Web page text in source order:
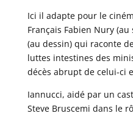
Ici il adapte pour le
Français Fabien Nury
(au dessin) qui raconte
luttes intestines des
décès abrupt de celui-ci
Iannucci, aidé par un
Steve Bruscemi dans le